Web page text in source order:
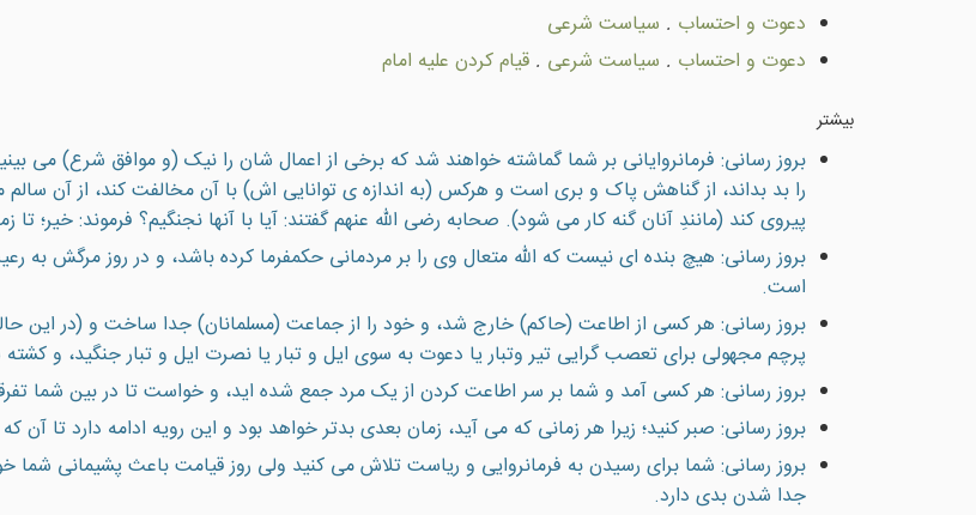
دعوت و احتساب . سياست شرعى
دعوت و احتساب . سياست شرعى . قيام كردن عليه امام
بیشتر
بروز رسانی: فرمانروايانی بر شما گماشته خواهند شد که برخی از اعمال شان را نيک (و موافق شرع)
را بد بداند، از گناهش پاک و بری است و هرکس (به اندازه ی توانايی اش) با آن مخالفت کند، از آن
پيروی کند (مانندِ آنان گنه کار می شود). صحابه رضی الله عنهم گفتند: آيا با آنها نجنگيم؟ فرموند: خير؛ تا
بروز رسانی: هیچ بنده ای نيست كه الله متعال وى را بر مردمانى حكمفرما كرده باشد، و در روز مرگش به
است.
بروز رسانی: هر كسى از اطاعت (حاكم) خارج شد، و خود را از جماعت (مسلمانان) جدا ساخت و (در
پرچم مجهولى براى تعصب گرايى تير وتبار يا دعوت به سوى ايل و تبار يا نصرت ايل و تبار جنگيد،
بروز رسانی: هر كسى آمد و شما بر سر اطاعت كردن از يک مرد جمع شده ايد، و خواست تا در بين شما
بروز رسانی: صبر کنيد؛ زيرا هر زمانی که می آيد، زمان بعدی بدتر خواهد بود و اين رويه ادامه دارد تا آن که
بروز رسانی: شما برای رسيدن به فرمانروايی و رياست تلاش می كنيد ولی روز قيامت باعث پشيمانی
جدا شدن بدی دارد.